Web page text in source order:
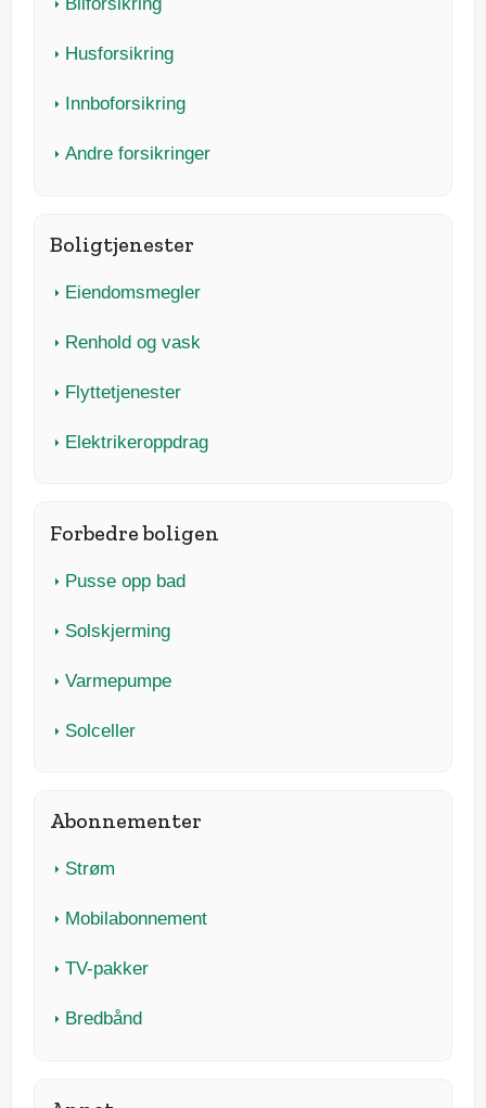
Husforsikring
Innboforsikring
Andre forsikringer
Boligtjenester
Eiendomsmegler
Renhold og vask
Flyttetjenester
Elektrikeroppdrag
Forbedre boligen
Pusse opp bad
Solskjerming
Varmepumpe
Solceller
Abonnementer
Strøm
Mobilabonnement
TV-pakker
Bredbånd